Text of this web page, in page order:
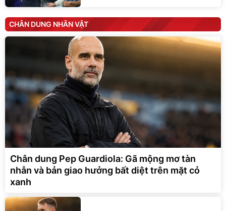
CHÂN DUNG NHÂN VẬT
Chân dung Pep Guardiola: Gã mộng mơ tàn
nhẫn và bản giao hưởng bất diệt trên mặt cỏ
xanh